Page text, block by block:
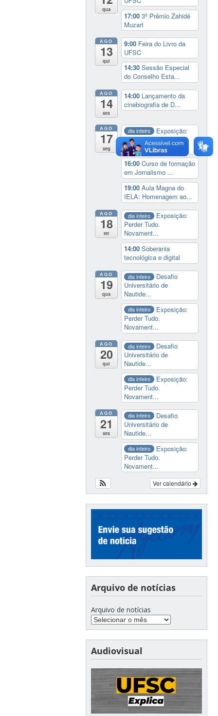
qua
17:003º Prêmio Zahidé
Muzart
AGO
13
qui
9:00 Feira do Livro da
UFSC
14:30Sessão Especial
do Conselho Esta...
AGO
14
sex
14:00 Lançamento da
cinebiografia de D...
AGO
17
seg
dia inteiro
Exposição:
Perder Tudo.
Novament...
16:00Curso de formação
em Jornalismo ...
19:00Aula Magna do
IELA: Homenagem ao...
AGO
18
ter
dia inteiro
Exposição:
Perder Tudo.
Novament...
14:00Soberania
tecnológica e digital
AGO
19
qua
dia inteiro
Desafio
Universitário de
Nautide...
dia inteiro
Exposição:
Perder Tudo.
Novament...
AGO
20
qui
dia inteiro
Desafio
Universitário de
Nautide...
dia inteiro
Exposição:
Perder Tudo.
Novament...
AGO
21
sex
dia inteiro
Desafio
Universitário de
Nautide...
dia inteiro
Exposição:
Perder Tudo.
Novament...
Ver calendário
Arquivo de notícias
Arquivo de notícias
Audiovisual